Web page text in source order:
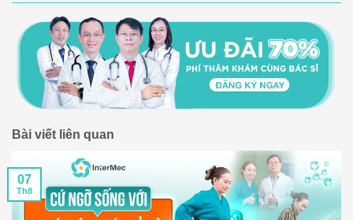
Bài viết liên quan
07
Th8